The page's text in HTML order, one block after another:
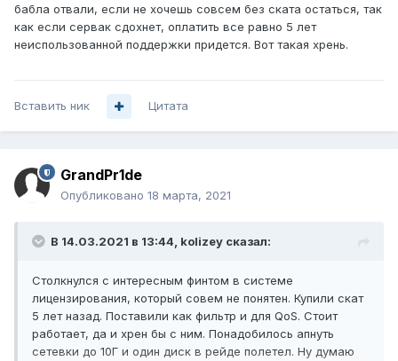
бабла отвали, если не хочешь совсем без ската остаться, так
как если сервак сдохнет, оплатить все равно 5 лет
неиспользованной поддержки придется. Вот такая хрень.
Вставить ник Цитата
GrandPr1de
Опубликовано 18 марта, 2021
В 14.03.2021 в 13:44, kolizey сказал:
Столкнулся с интересным финтом в системе
лицензирования, который совем не понятен. Купили скат
5 лет назад. Поставили как фильтр и для QoS. Стоит
работает, да и хрен бы с ним. Понадобилось апнуть
сетевки до 10Г и один диск в рейде полетел. Ну думаю